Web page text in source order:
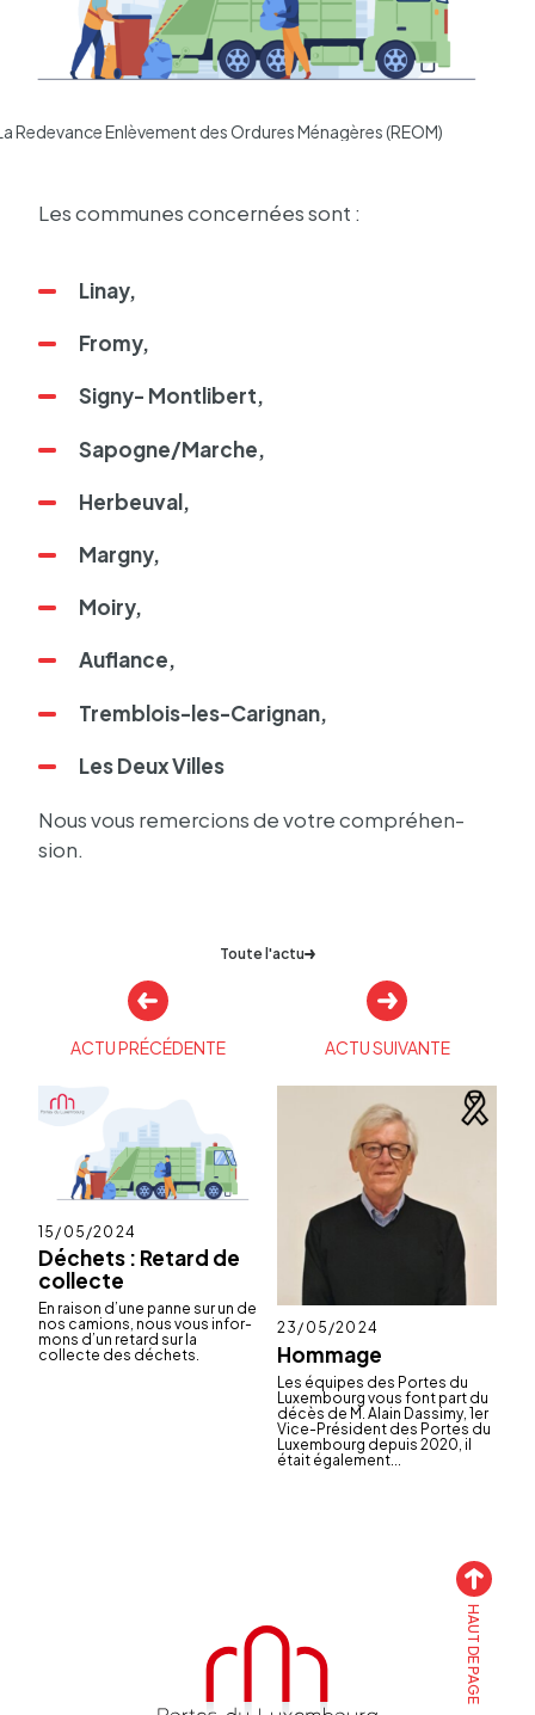
Redevance Enlèvement des Ordures Ménagères (REOM)
Les communes concer­nées sont :
Linay,
Fromy,
Signy- Mont­li­bert,
Sapogne/Marche,
Herbeu­val,
Margny,
Moiry,
Auflance,
Trem­blois-les-Cari­gnan,
Les Deux Villes
Nous vous remer­cions de votre compré­hen­
sion.
Toute l'actu
Autres
actualités
ACTU PRÉCÉDENTE
Déchets : Retard de
collecte
Publié
le
15/05/2024
En raison d’une panne sur un de
nos camions, nous vous infor­
mons d’un retard sur la
collecte des déchets.
ACTU SUIVANTE
Hommage
Publié
le
23/05/2024
Les équipes des Portes du
Luxem­bourg vous font part du
décès de M. Alain Dassimy, 1er
Vice-Président des Portes du
Luxem­bourg depuis 2020, il
était égale­ment...
HAUT DE PAGE